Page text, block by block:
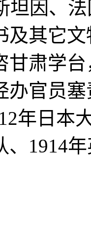
坦因、
及其它
甘肃学
办官员
年日本
、1914